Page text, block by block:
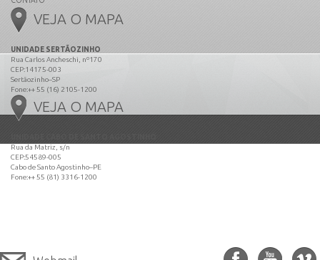
VEJA O MAPA
UNIDADE SERTÃOZINHO
Rua Carlos Ancheschi, nº170
CEP:14175-003
Sertãozinho–SP
Fone:++ 55 (16) 2105-1200
VEJA O MAPA
Rua da Matriz, s/n
CEP:54589-005
Cabo de Santo Agostinho–PE
Fone:++ 55 (81) 3316-1200